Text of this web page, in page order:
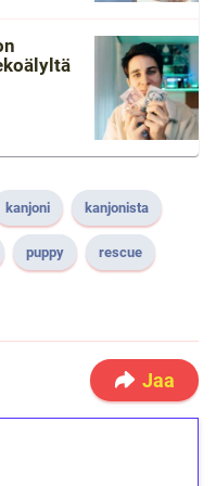
kanjoni kanjonista
puppy rescue
Jaa